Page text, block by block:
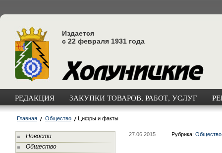
Издается
с 22 февраля 1931 года
РЕДАКЦИЯ ЗАКУПКИ ТОВАРОВ, РАБОТ, УСЛУГ
Главная Общество Цифры и факты
Новости
Общество
27.06.2015 Рубрика: Общество